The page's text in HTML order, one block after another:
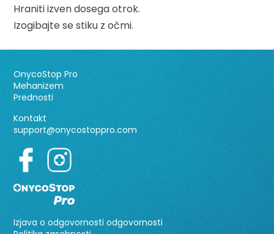
Hraniti izven dosega otrok.
Izogibajte se stiku z očmi.
OnycoStop Pro
Mehanizem
Prednosti
Kontakt
support@onycostoppro.com
Izjava o odgovornosti odgovornosti